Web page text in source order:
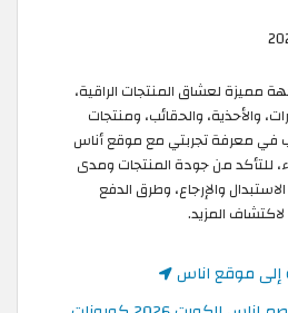
مميزة لعشاق المنتجات الراقية،
والأحذية، والحقائب، ومنتجات
في معرفة تجربتي مع موقع أناس
للتأكد من جودة المنتجات ومدى
والإرجاع، وطرق الدفع
لاكتشاف المزيد.
إلى موقع اناس